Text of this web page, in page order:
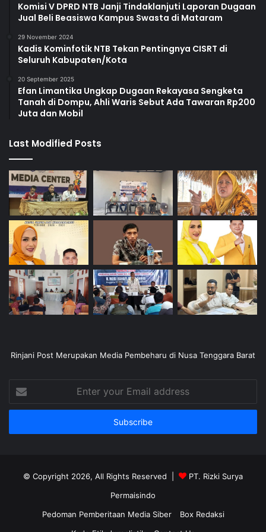
Komisi V DPRD NTB Janji Tindaklanjuti Laporan Dugaan
Jual Beli Beasiswa Kampus Swasta di Mataram
29 November 2024
Kadis Kominfotik NTB Tekan Pentingnya CISRT di
Seluruh Kabupaten/Kota
20 September 2025
Efan Limantika Ungkap Dugaan Rekayasa Sengketa
Tanah di Dompu, Ahli Waris Sebut Ada Tawaran Rp200
Juta dan Mobil
Last Modified Posts
Rinjani Post Merupakan Media Pembeharu di Nusa Tenggara Barat
your
Email
© Copyright 2026, All Rights Reserved |
PT. Rizki Surya
Permaisindo
Pedoman Pemberitaan Media Siber
Box Redaksi